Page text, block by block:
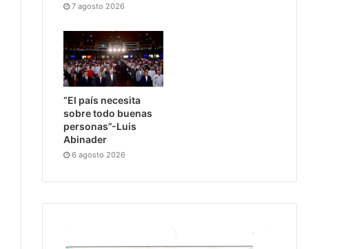
7 agosto 2026
“El país necesita
sobre todo buenas
personas”-Luis
Abinader
6 agosto 2026